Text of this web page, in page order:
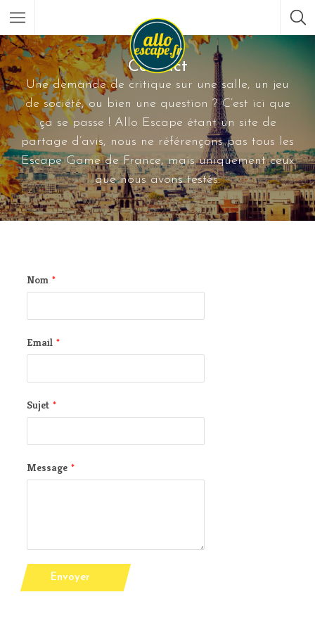
Contact
Une demande de critique sur une salle, un jeu
de société, ou bien une question ? C’est ici que
ça se passe ! Allo Escape étant un site de
partage d’avis, nous ne référençons pas tous les
Escape Game de France, mais uniquement ceux
que nous avons testés.
Nom *
Email *
Sujet *
Message *
Envoyer